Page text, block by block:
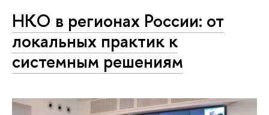
НКО в регионах России: от
локальных практик к
системным решениям